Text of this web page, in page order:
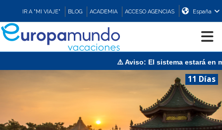
IR A "MI VIAJE" BLOG ACADEMIA ACCESO AGENCIAS España
CRUCEROS
ASIA
El sistema estará en mantenimiento el domingo 9 de agosto de
11 Días